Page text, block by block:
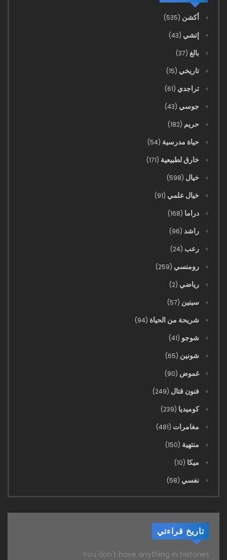
أكشن (535)
إتشي (43)
بالغ (37)
تاريخي (15)
تراجدي (61)
جوسي (43)
حريم (182)
حياة مدرسية (54)
خارق لطبيعية (171)
خيال (598)
خيال علمي (91)
دراما (168)
راشد (96)
رعب (24)
رومنسي (259)
رياضي (2)
سينين (57)
شريحة من الحياة (94)
شوجو (41)
شونين (65)
غموض (90)
فنون قتال (249)
كوميديا (239)
مغامرات (481)
منتهية (150)
ميكا (10)
نفسي (58)
تاريخ قراءتي
You don't have anything in histories